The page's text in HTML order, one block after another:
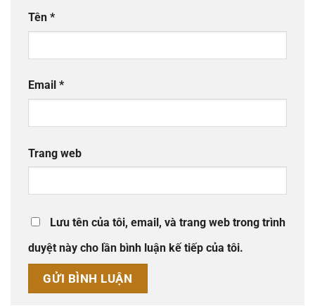
Tên *
Email *
Trang web
Lưu tên của tôi, email, và trang web trong trình
duyệt này cho lần bình luận kế tiếp của tôi.